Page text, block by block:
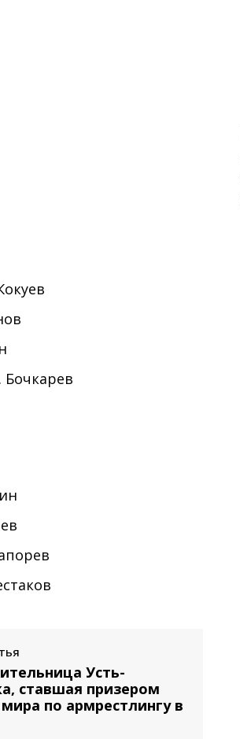
Бочкарев
Усть-
ставшая призером
по армрестлингу в